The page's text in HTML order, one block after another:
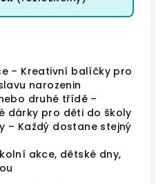
– Kreativní balíčky pro
narozenin
druhé třídě –
dárky pro děti do školy
– Každý dostane stejný
akce, dětské dny,